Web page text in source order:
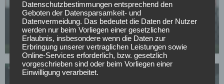
BUNDESLIGA
Union plant Abwehr-Umbruch: Schweizer
Nationalspieler Cömert als nächstes Puzzleteil?
06.05.2026
Datenschutzbestimmungen entsprechend den
Geboten der Datensparsamkeit- und
Datenvermeidung. Das bedeutet die Daten der Nutzer
werden nur beim Vorliegen einer gesetzlichen
Erlaubnis, insbesondere wenn die Daten zur
Erbringung unserer vertraglichen Leistungen sowie
Online-Services erforderlich, bzw. gesetzlich
vorgeschrieben sind oder beim Vorliegen einer
Einwilligung verarbeitet.